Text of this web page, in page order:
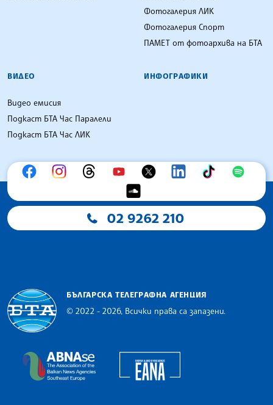
Фотогалерия ЛИК
Фотогалерия Спорт
ПАМЕТ от фотоархива на БТА
ВИДЕО
Видео емисия
Подкаст БТА Час Паралели
Подкаст БТА Час ЛИК
ИНФОГРАФИКИ
02 9262 210
БЪЛГАРСКА ТЕЛЕГРАФНА АГЕНЦИЯ
© 2022 - 2026, Всички права са запазени.
The Assocoation of the Balkan News Agencies